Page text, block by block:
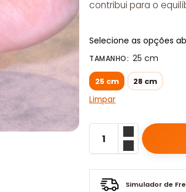
contribui para o
Selecione as opções
TAMANHO: 25 cm
25 cm 28 cm
Limpar
Simulador de